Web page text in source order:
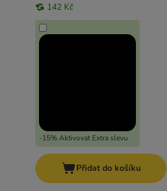
142 Kč
-15% Aktivovat Extra slevu
Přidat do košíku